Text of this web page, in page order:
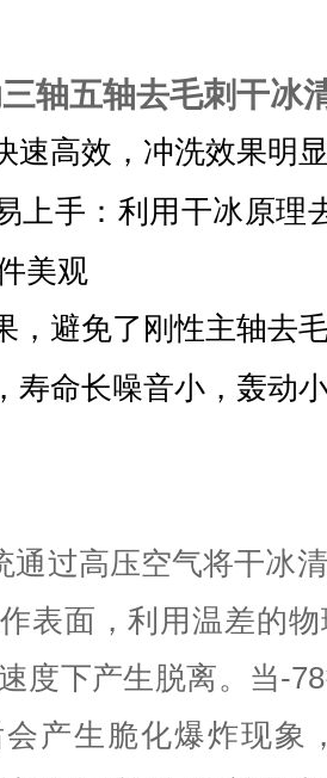
轴五轴去毛刺干冰
速高效，冲洗效果明
上手：利用干冰原理
美观
，避免了刚性主轴去
寿命长噪音小，轰动
通过高压空气将干冰
表面，利用温差的
度下产生脱离。当-
产生脆化爆炸现象